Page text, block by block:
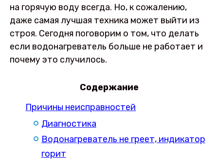
на горячую воду всегда. Но, к сожалению,
даже самая лучшая техника может выйти из
строя. Сегодня поговорим о том, что делать
если водонагреватель больше не работает и
почему это случилось.
Содержание
Причины неисправностей
Диагностика
Водонагреватель не греет, индикатор
горит